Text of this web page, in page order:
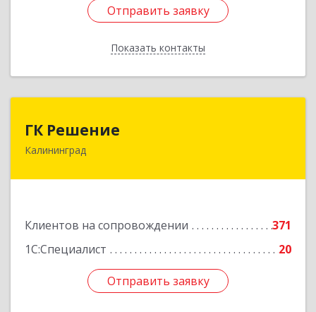
Отправить заявку
Показать контакты
Отправить заявку
Назад
ГК Решение
Калининград
Клиентов на сопровождении
371
1С:Специалист
20
Отправить заявку
236038, Калининградская обл, Калининград г,
Отправить заявку